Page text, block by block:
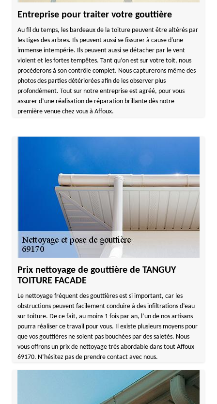
Entreprise pour traiter votre gouttière
Au fil du temps, les bardeaux de la toiture peuvent être altérés par
les tiges des arbres. Ils peuvent aussi se fissurer à cause d'une
immense intempérie. Ils peuvent aussi se détacher par le vent
violent et les fortes tempêtes. Tant qu’on est sur votre toit, nous
procèderons à son contrôle complet. Nous capturerons même des
photos des parties détériorées afin de les observer plus
profondément. Tout sur notre entreprise est agréé, pour vous
assurer d’une réalisation de réparation brillante dès notre
première venue chez vous à Affoux.
Prix nettoyage de gouttière de TANGUY
TOITURE FACADE
Le nettoyage fréquent des gouttières est si important, car les
obstructions peuvent facilement conduire à des infiltrations d’eau
sur toiture. De ce fait, au moins 1 fois par an, l’un de nos artisans
pourra réaliser ce travail pour vous. Il existe plusieurs moyens pour
que vos gouttières ne soient pas bouchées par des saletés. Nous
vous offrons un prix de nettoyage très abordable dans tout Affoux
69170. N’hésitez pas de prendre contact avec nous.